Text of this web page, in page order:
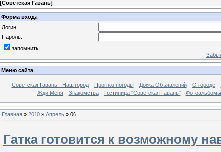
[Советская Гавань]
Форма входа
Логин:
Пароль:
запомнить
Меню сайта
Советская Гавань - Наш город Прогноз погоды Доска Объявлений О городе
Жди Меня
Знакомства Гостиница "Советская Гавань" Фотоальбомы
Главная » 2010 » Апрель » 06
Гатка готовится к возможному